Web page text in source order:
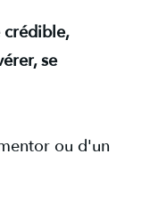
crédible,
se
ou d'un